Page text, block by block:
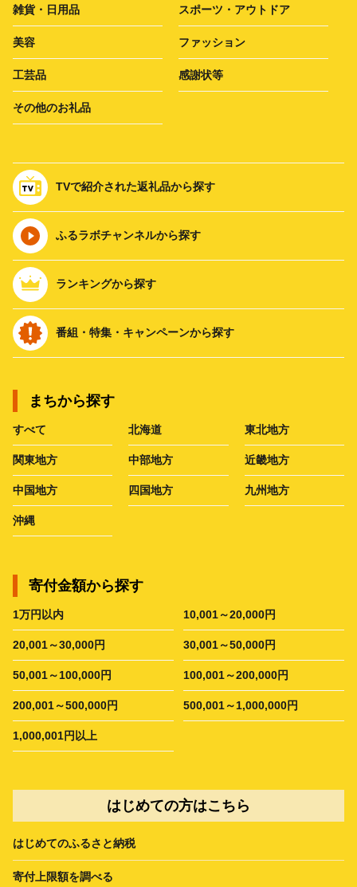
雑貨・日用品 スポーツ・アウトドア
美容 ファッション
工芸品 感謝状等
その他のお礼品
TVで紹介された返礼品から探す
ふるラボチャンネルから探す
ランキングから探す
番組・特集・キャンペーンから探す
まちから探す
すべて 北海道 東北地方
関東地方 中部地方 近畿地方
中国地方 四国地方 九州地方
沖縄
寄付金額から探す
1万円以内 10,001～20,000円
20,001～30,000円 30,001～50,000円
50,001～100,000円 100,001～200,000円
200,001～500,000円 500,001～1,000,000円
1,000,001円以上
はじめての方はこちら
はじめてのふるさと納税
寄付上限額を調べる